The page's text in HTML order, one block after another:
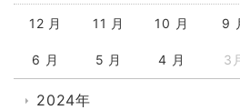
12 月 11 月 10 月 9
6 月 5 月 4 月 3
2024年